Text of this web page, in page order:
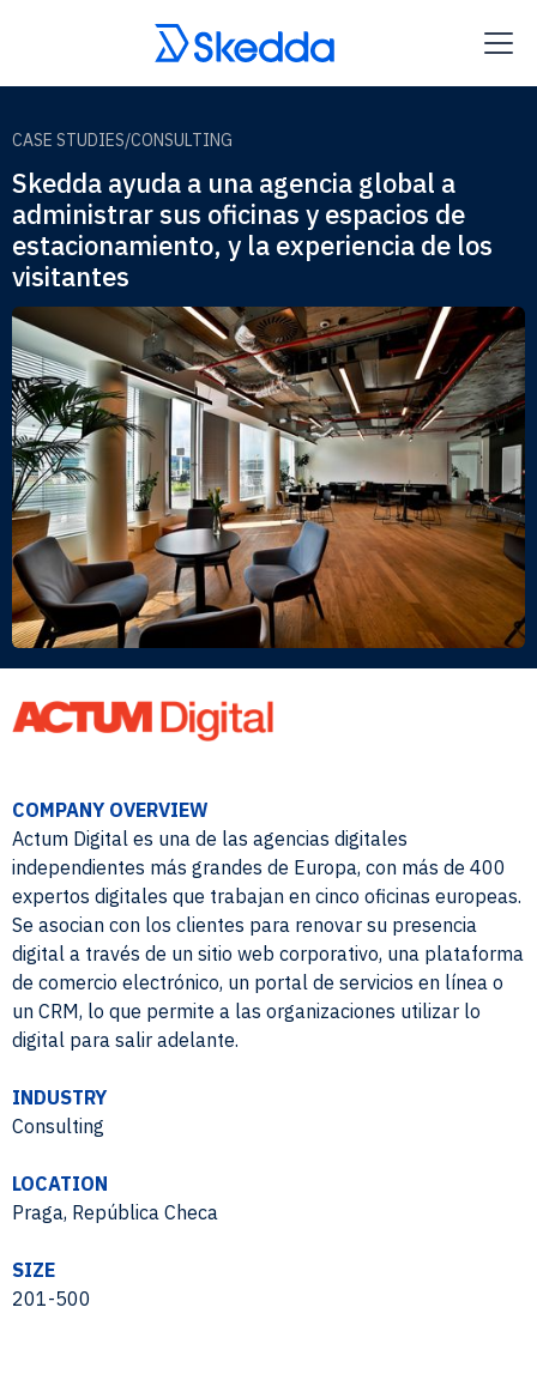
CASE STUDIES/CONSULTING
Skedda ayuda a una agencia global a
administrar sus oficinas y espacios de
estacionamiento, y la experiencia de los
visitantes
COMPANY OVERVIEW
Actum Digital es una de las agencias digitales
independientes más grandes de Europa, con más de 400
expertos digitales que trabajan en cinco oficinas europeas.
Se asocian con los clientes para renovar su presencia
digital a través de un sitio web corporativo, una plataforma
de comercio electrónico, un portal de servicios en línea o
un CRM, lo que permite a las organizaciones utilizar lo
digital para salir adelante.
INDUSTRY
Consulting
LOCATION
Praga, República Checa
SIZE
201-500